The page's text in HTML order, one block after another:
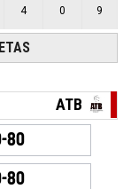
4 0 9
ATB
80
80